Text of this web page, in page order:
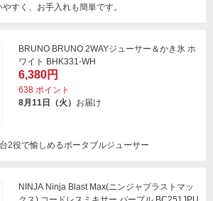
すく、お手入れも簡単です。
BRUNO BRUNO 2WAYジューサー＆かき氷 ホ
ワイト BHK331-WH
6,380円
638 ポイント
8月11日（火） お届け
2役で愉しめるポータブルジューサー
NINJA Ninja Blast Max(ニンジャブラストマッ